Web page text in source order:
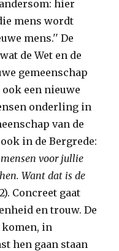
hier
mens wordt
mens.'' De
de Wet en de
gemeenschap
ook een nieuwe
onderling in
van de
in de Bergrede:
voor jullie
Want dat is de
Concreet gaat
en trouw. De
in
hen gaan staan